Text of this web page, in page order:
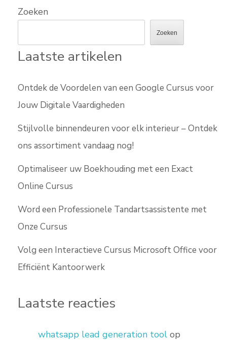
Zoeken
Zoeken
Laatste artikelen
Ontdek de Voordelen van een Google Cursus voor
Jouw Digitale Vaardigheden
Stijlvolle binnendeuren voor elk interieur – Ontdek
ons assortiment vandaag nog!
Optimaliseer uw Boekhouding met een Exact
Online Cursus
Word een Professionele Tandartsassistente met
Onze Cursus
Volg een Interactieve Cursus Microsoft Office voor
Efficiënt Kantoorwerk
Laatste reacties
whatsapp lead generation tool op